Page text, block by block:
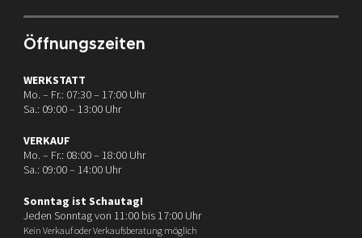
Öffnungszeiten
WERKSTATT
Mo. – Fr.: 07:30 – 17:00 Uhr
Sa.: 09:00 – 13:00 Uhr
VERKAUF
Mo. – Fr.: 08:00 – 18:00 Uhr
Sa.: 09:00 – 14:00 Uhr
Sonntag ist Schautag!
Jeden Sonntag von 11:00 bis 17:00 Uhr
Kein Verkauf oder Verkaufsberatung möglich